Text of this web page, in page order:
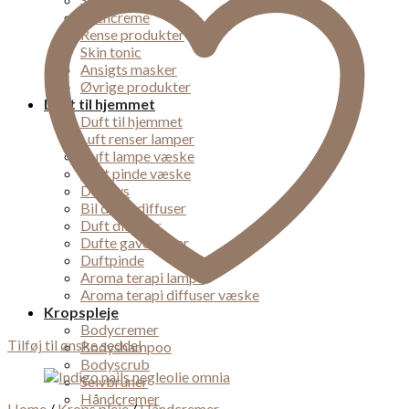
Øjencreme
Rense produkter
Skin tonic
Ansigts masker
Øvrige produkter
Duft til hjemmet
Duft til hjemmet
Luft renser lamper
Duft lampe væske
Duft pinde væske
Duft lys
Bil dufte diffuser
Duft diffuser
Dufte gaveæsker
Duftpinde
Aroma terapi lampe
Aroma terapi diffuser væske
Kropspleje
Bodycremer
Bodyshampoo
Bodyscrub
Selvbruner
Håndcremer
Tilføj til ønske seddel